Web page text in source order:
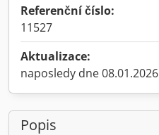
Referenční číslo:
11527
Aktualizace:
naposledy dne 08.01.2026
Popis